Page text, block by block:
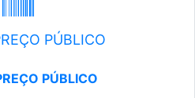
PÚBLICO
PÚBLICO